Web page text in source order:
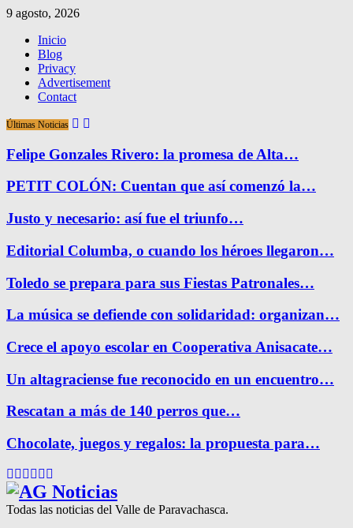
9 agosto, 2026
Inicio
Blog
Privacy
Advertisement
Contact
Últimas Noticias
Felipe Gonzales Rivero: la promesa de Alta…
PETIT COLÓN: Cuentan que así comenzó la…
Justo y necesario: así fue el triunfo…
Editorial Columba, o cuando los héroes llegaron…
Toledo se prepara para sus Fiestas Patronales…
La música se defiende con solidaridad: organizan…
Crece el apoyo escolar en Cooperativa Anisacate…
Un altagraciense fue reconocido en un encuentro…
Rescatan a más de 140 perros que…
Chocolate, juegos y regalos: la propuesta para…
Facebook
Twitter
Instagram
Pinterest
Google
Todas las noticias del Valle de Paravachasca.